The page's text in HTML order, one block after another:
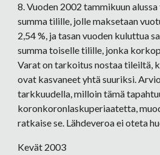
8. Vuoden 2002 tammikuun
summa tilille, jolle maksetaan
2,54 %, ja tasan vuoden kuluttua
summa toiselle tilille, jonka
Varat on tarkoitus nostaa tileiltä,
ovat kasvaneet yhtä suuriksi.
tarkkuudella, milloin tämä
koronkoronlaskuperiaatetta,
ratkaise se. Lähdeveroa ei oteta
Kevät 2003